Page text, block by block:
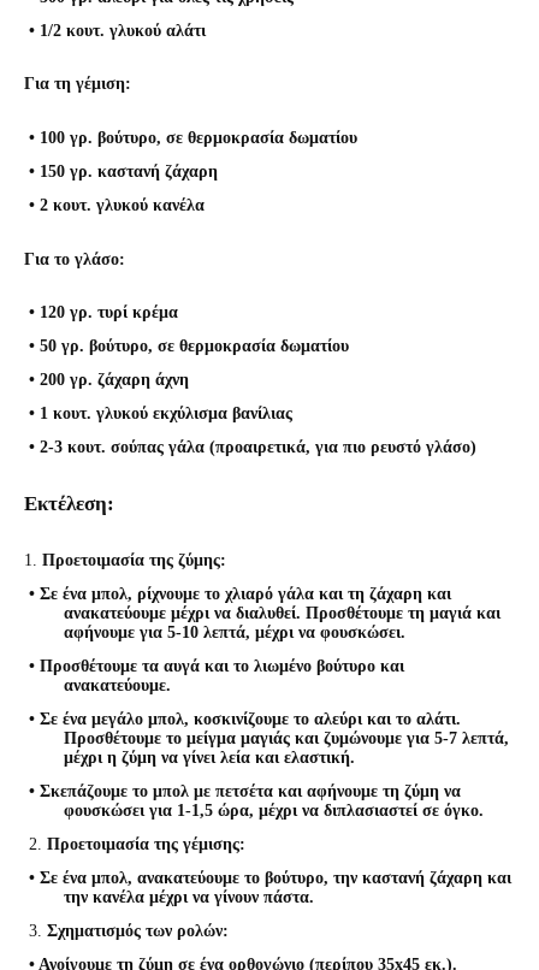
• 1/2 κουτ. γλυκού αλάτι
Για τη γέμιση:
• 100 γρ. βούτυρο, σε θερμοκρασία δωματίου
• 150 γρ. καστανή ζάχαρη
• 2 κουτ. γλυκού κανέλα
Για το γλάσο:
• 120 γρ. τυρί κρέμα
• 50 γρ. βούτυρο, σε θερμοκρασία δωματίου
• 200 γρ. ζάχαρη άχνη
• 1 κουτ. γλυκού εκχύλισμα βανίλιας
• 2-3 κουτ. σούπας γάλα (προαιρετικά, για πιο ρευστό γλάσο)
Εκτέλεση:
1. Προετοιμασία της ζύμης:
• Σε ένα μπολ, ρίχνουμε το χλιαρό γάλα και τη ζάχαρη και
ανακατεύουμε μέχρι να διαλυθεί. Προσθέτουμε τη μαγιά και
αφήνουμε για 5-10 λεπτά, μέχρι να φουσκώσει.
• Προσθέτουμε τα αυγά και το λιωμένο βούτυρο και
ανακατεύουμε.
• Σε ένα μεγάλο μπολ, κοσκινίζουμε το αλεύρι και το αλάτι.
Προσθέτουμε το μείγμα μαγιάς και ζυμώνουμε για 5-7 λεπτά,
μέχρι η ζύμη να γίνει λεία και ελαστική.
• Σκεπάζουμε το μπολ με πετσέτα και αφήνουμε τη ζύμη να
φουσκώσει για 1-1,5 ώρα, μέχρι να διπλασιαστεί σε όγκο.
2. Προετοιμασία της γέμισης:
• Σε ένα μπολ, ανακατεύουμε το βούτυρο, την καστανή ζάχαρη και
την κανέλα μέχρι να γίνουν πάστα.
3. Σχηματισμός των ρολών:
• Ανοίγουμε τη ζύμη σε ένα ορθογώνιο (περίπου 35x45 εκ.).